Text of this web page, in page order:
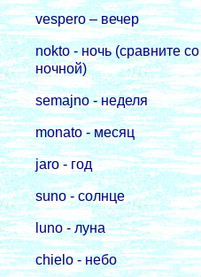
vespero – вечеp
nokto - ночь (сpавните
ночной)
semajno - неделя
monato - месяц
jaro - год
suno - солнце
luno - луна
chielo - небо